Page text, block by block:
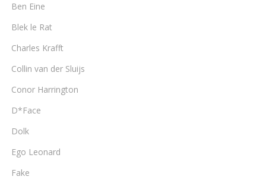
Ben Eine
Blek le Rat
Charles Krafft
Collin van der Sluijs
Conor Harrington
D*Face
Dolk
Ego Leonard
Fake